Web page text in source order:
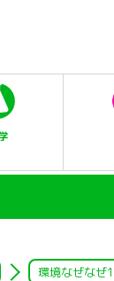
環境なぜなぜ